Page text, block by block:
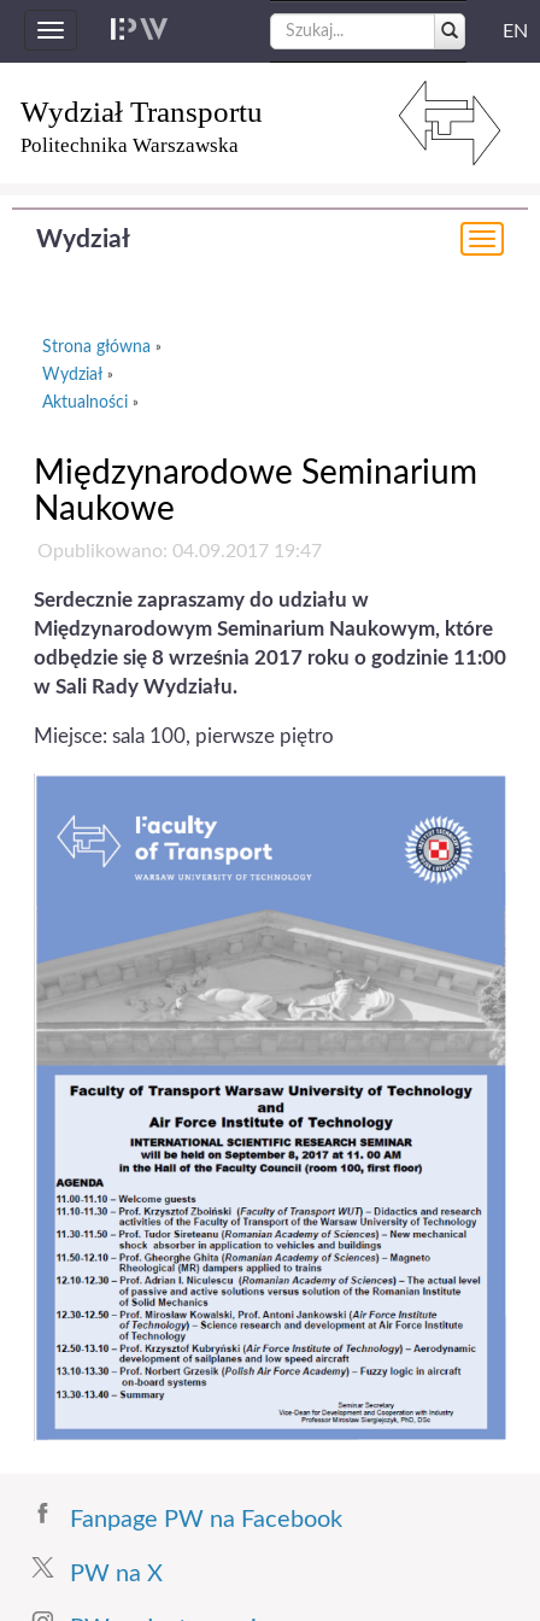
Toggle
navigation
EN
Wydział Transportu
Politechnika Warszawska
Wydział
Strona główna »
Wydział »
Aktualności »
Międzynarodowe Seminarium
Naukowe
Opublikowano: 04.09.2017 19:47
Serdecznie zapraszamy do udziału w
Międzynarodowym Seminarium Naukowym, które
odbędzie się 8 września 2017 roku o godzinie 11:00
w Sali Rady Wydziału.
Miejsce: sala 100, pierwsze piętro
Fanpage PW na Facebook
PW na X